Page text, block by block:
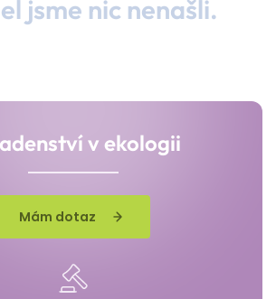
jsme nic nenašli.
v ekologii
Mám dotaz